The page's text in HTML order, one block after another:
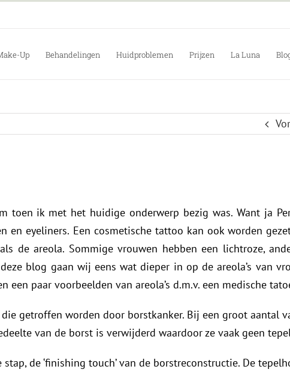
Up Behandelingen Huidproblemen Prijzen La Luna
ik met het huidige onderwerp bezig was. Want ja
eyeliners. Een cosmetische tattoo kan ook worden
de areola. Sommige vrouwen hebben een lichtroze,
blog gaan wij eens wat dieper in op de areola’s van
paar voorbeelden van areola’s d.m.v. een medische
getroffen worden door borstkanker. Bij een groot aantal
van de borst is verwijderd waardoor ze vaak geen
de ‘finishing touch’ van de borstreconstructie. De